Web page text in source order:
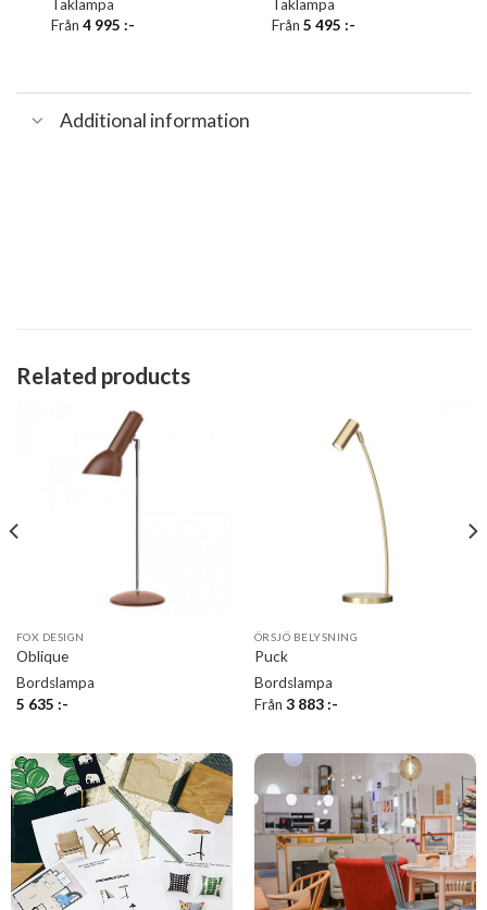
Taklampa
Från4 995:-
Taklampa
Från5 495:-
Additional information
Related products
FOX DESIGN
Oblique
Bordslampa
5 635 :-
ÖRSJÖ BELYSNING
Puck
Bordslampa
Från 3 883:-